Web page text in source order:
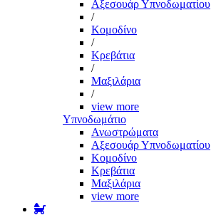
Αξεσουάρ Υπνοδωματίου
/
Κομοδίνο
/
Κρεβάτια
/
Μαξιλάρια
/
view more
Υπνοδωμάτιο
Ανωστρώματα
Αξεσουάρ Υπνοδωματίου
Κομοδίνο
Κρεβάτια
Μαξιλάρια
view more